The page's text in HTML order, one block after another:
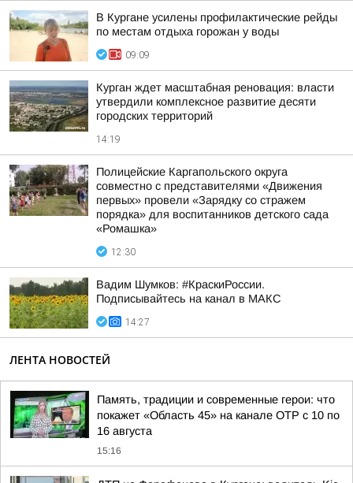
В Кургане усилены профилактические рейды
по местам отдыха горожан у воды
09:09
Курган ждет масштабная реновация: власти
утвердили комплексное развитие десяти
городских территорий
14:19
Полицейские Каргапольского округа
совместно с представителями «Движения
первых» провели «Зарядку со стражем
порядка» для воспитанников детского сада
«Ромашка»
12:30
Вадим Шумков: #КраскиРоссии.
Подписывайтесь на канал в МАКС
14:27
ЛЕНТА НОВОСТЕЙ
Память, традиции и современные герои: что
покажет «Область 45» на канале ОТР с 10 по
16 августа
15:16